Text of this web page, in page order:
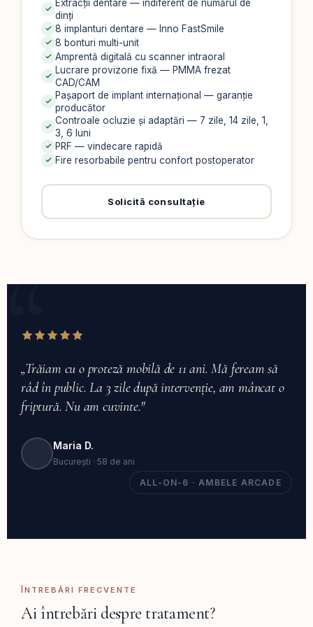
Extracții dentare — indiferent de numărul de
dinți
8 implanturi dentare — Inno FastSmile
8 bonturi multi-unit
Amprentă digitală cu scanner intraoral
Lucrare provizorie fixă — PMMA frezat
CAD/CAM
Pașaport de implant internațional — garanție
producător
Controale ocluzie și adaptări — 7 zile, 14 zile, 1,
3, 6 luni
PRF — vindecare rapidă
Fire resorbabile pentru confort postoperator
Solicită consultație
„Trăiam cu o proteză mobilă de 11 ani. Mă feream să
râd în public. La 3 zile după intervenție, am mâncat o
friptură. Nu am cuvinte."
Maria D.
București · 58 de ani
ALL-ON-6 · AMBELE ARCADE
ÎNTREBĂRI FRECVENTE
Ai întrebări despre tratament?